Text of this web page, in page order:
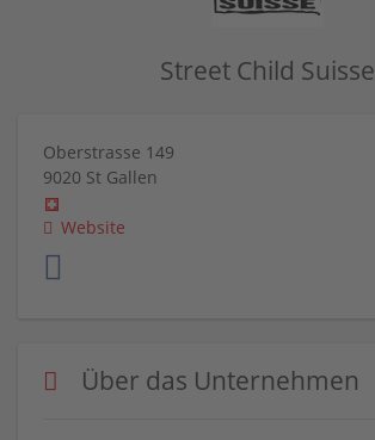
Street Child Suisse
Oberstrasse 149
9020 St Gallen
Website
Über das Unternehmen